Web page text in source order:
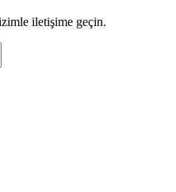
iletişime geçin.